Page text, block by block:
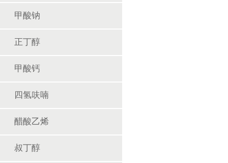
甲酸钠
正丁醇
甲酸钙
四氢呋喃
醋酸乙烯
叔丁醇